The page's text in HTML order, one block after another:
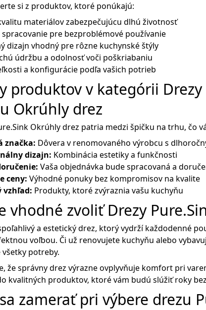
si z produktov, ktoré ponúkajú:
materiálov zabezpečujúcu dlhú životnosť
spracovanie pre bezproblémové používanie
dizajn vhodný pre rôzne kuchynské štýly
údržbu a odolnosť voči poškriabaniu
a konfigurácie podľa vašich potrieb
produktov v kategórii Drezy
Okrúhly drez
Okrúhly drez patria medzi špičku na trhu, čo
značka: Dôvera v renomovaného výrobcu s
dizajn: Kombinácia estetiky a funkčnosti
Vaša objednávka bude spracovaná a
ceny: Výhodné ponuky bez kompromisov na kvalite
vzhľad: Produkty, ktoré zvýraznia vašu kuchyňu
vhodné zvoliť Drezy
a estetický drez, ktorý vydrží každodenné
voľbou. Či už renovujete kuchyňu alebo
potreby.
že správny drez výrazne ovplyvňuje komfort pri
kvalitných produktov, ktoré vám budú slúžiť roky
zamerať pri výbere drezu